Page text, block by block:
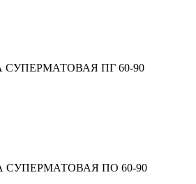
СУПЕРМАТОВАЯ ПГ 60-90
СУПЕРМАТОВАЯ ПО 60-90